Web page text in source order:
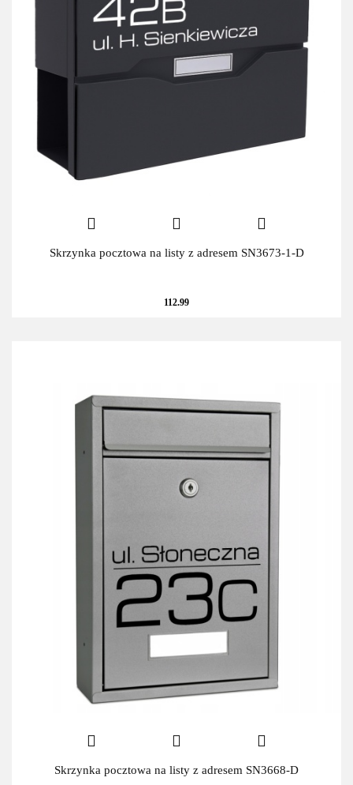
Skrzynka pocztowa na listy z adresem SN3673-1-D
112.99
Skrzynka pocztowa na listy z adresem SN3668-D